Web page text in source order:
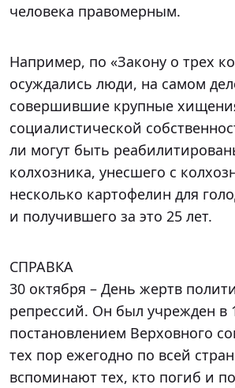
человека правомерным.
Например, по «Закону о трех
осуждались люди, на самом
совершившие крупные
социалистической
ли могут быть
колхозника, унесшего с
несколько картофелин для
и получившего за это 25 лет.
СПРАВКА
30 октября – День жертв
репрессий. Он был учрежден в
постановлением Верховного
тех пор ежегодно по всей
вспоминают тех, кто погиб и